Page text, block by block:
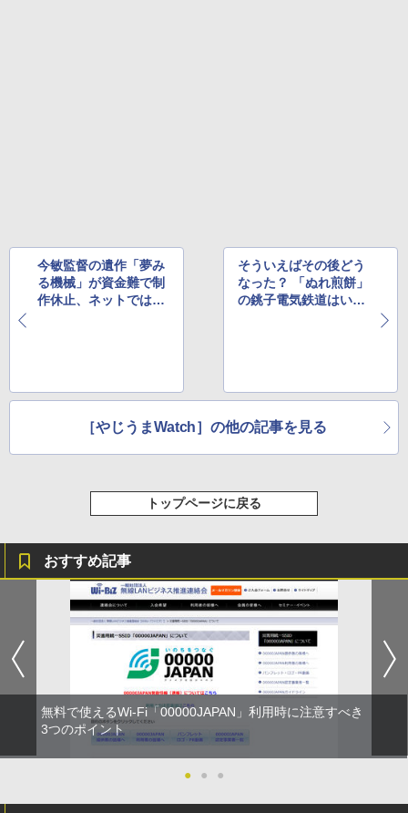
今敏監督の遺作「夢み
る機械」が資金難で制
作休止、ネットでは支
そういえばその後どう
なった？ 「ぬれ煎餅」
の銚子電気鉄道はい
［やじうまWatch］の他の記事を見る
トップページに戻る
おすすめ記事
無料で使えるWi-Fi「00000JAPAN」利用時に注意すべき
3つのポイント
● ● ●